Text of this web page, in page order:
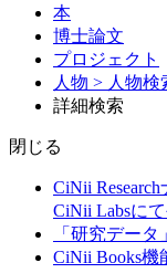
本
博士論文
プロジェクト
人物 > 人物検
詳細検索
閉じる
CiNii
CiNii Labsに
「研究デー
CiNii Books機